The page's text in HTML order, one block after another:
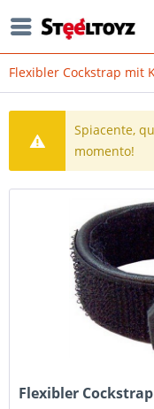
Flexibler Cockstrap mit
Spiacente,
momento!
Flexibler